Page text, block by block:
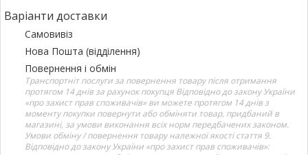
Варіанти доставки
Самовивіз
Нова Пошта (відділення)
Повернення і обмін
Транспортніт послуги за повернення товару після отримання
протягом 14 днів за рахунок покупця Відповідно до закону України
«про захист прав споживачів» ви можете протягом 14 днів з
моменту покупки повернути або обміняти товар, придбаний в
магазині, за умови виконання всіх норм передбачених законом.
Умови обміну / повернення товару належної якості стаття 9.
Відповідно до закону України «про захист прав споживачів»: